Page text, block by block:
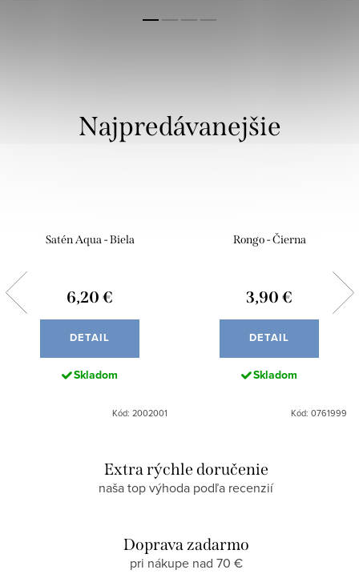
Najpredávanejšie
Satén Aqua - Biela
6,20 €
DETAIL
Skladom
Kód: 2002001
Rongo - Čierna
3,90 €
DETAIL
Skladom
Kód: 0761999
Extra rýchle doručenie
naša top výhoda podľa recenzií
Doprava zadarmo
pri nákupe nad 70 €